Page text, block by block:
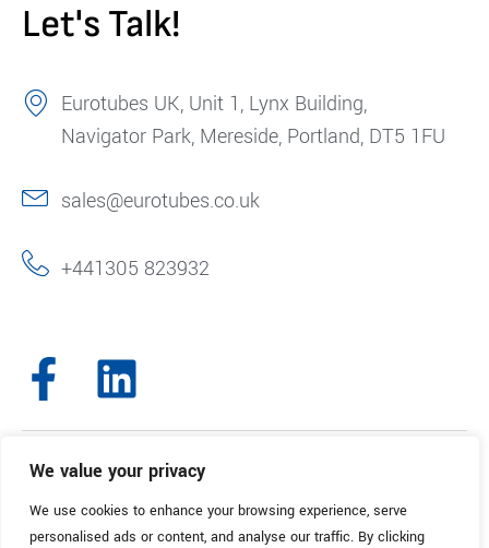
We value your privacy
We use cookies to enhance your browsing experience, serve
personalised ads or content, and analyse our traffic. By clicking
Let's Talk!
Eurotubes UK, Unit 1, Lynx Building,
Navigator Park, Mereside, Portland, DT5 1FU
sales@eurotubes.co.uk
+441305 823932
© 2025. Eurotubes UK. All Rights Reserved.
Marketing